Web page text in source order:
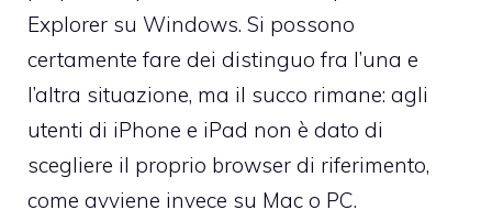
Explorer su Windows. Si possono
certamente fare dei distinguo fra l’una e
l’altra situazione, ma il succo rimane: agli
utenti di iPhone e iPad non è dato di
scegliere il proprio browser di riferimento,
come avviene invece su Mac o PC.